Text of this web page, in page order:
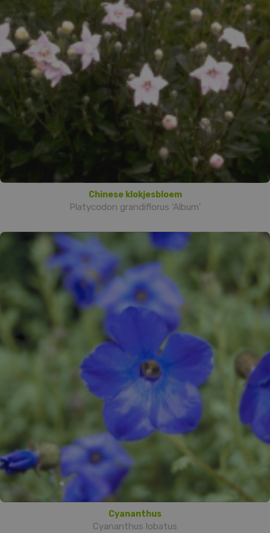
Chinese klokjesbloem
Platycodon grandiflorus 'Album'
Cyananthus
Cyananthus lobatus